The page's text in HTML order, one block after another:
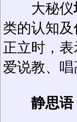
大秘仪
类的认知
正立时，
爱说教、唱
静思语